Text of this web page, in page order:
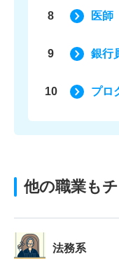
8 医師
9 銀行
10 プロ
他の職業も
法務系